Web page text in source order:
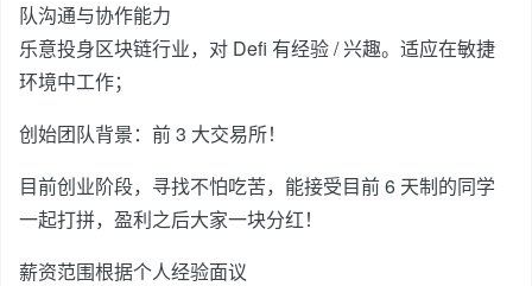
队沟通与协作能力
乐意投身区块链行业，对 Defi 有经验 / 兴趣。适应在敏捷
环境中工作；
创始团队背景：前 3 大交易所！
目前创业阶段，寻找不怕吃苦，能接受目前 6 天制的同学
一起打拼，盈利之后大家一块分红！
薪资范围根据个人经验面议